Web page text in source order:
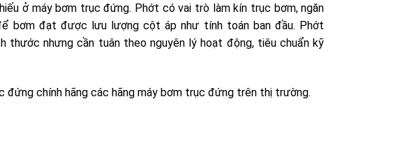
ở máy bơm trục đứng. Phớt có vai trò làm kín trục bơm, ngăn
bơm đạt được lưu lượng cột áp như tính toán ban đầu. Phớt
thước nhưng cần tuân theo nguyên lý hoạt động, tiêu chuẩn kỹ
đứng chính hãng các hãng máy bơm trục đứng trên thị trường.